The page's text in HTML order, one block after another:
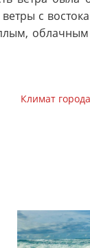
с
Климат